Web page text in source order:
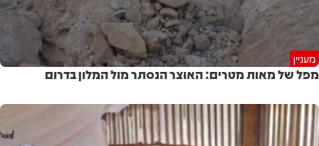
מעניין
מפל של מאות מטרים: האוצר הנסתר מול המלון בדרום